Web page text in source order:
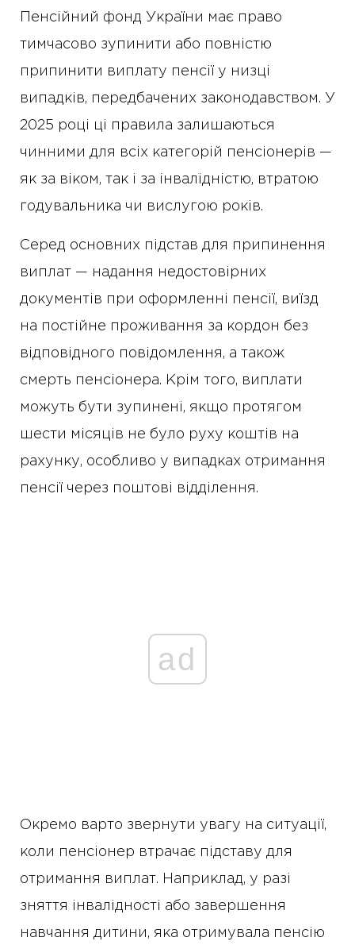
Пенсійний фонд України має право
тимчасово зупинити або повністю
припинити виплату пенсії у низці
випадків, передбачених законодавством. У
2025 році ці правила залишаються
чинними для всіх категорій пенсіонерів —
як за віком, так і за інвалідністю, втратою
годувальника чи вислугою років.
Серед основних підстав для припинення
виплат — надання недостовірних
документів при оформленні пенсії, виїзд
на постійне проживання за кордон без
відповідного повідомлення, а також
смерть пенсіонера. Крім того, виплати
можуть бути зупинені, якщо протягом
шести місяців не було руху коштів на
рахунку, особливо у випадках отримання
пенсії через поштові відділення.
ad
Окремо варто звернути увагу на ситуації,
коли пенсіонер втрачає підставу для
отримання виплат. Наприклад, у разі
зняття інвалідності або завершення
навчання дитини, яка отримувала пенсію